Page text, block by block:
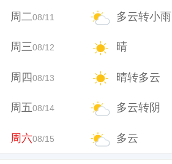
周二08/11 多云转小雨
周三08/12 晴
周四08/13 晴转多云
周五08/14 多云转阴
周六08/15 多云